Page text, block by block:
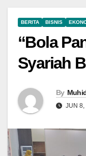
BERITA BISNIS
“Bola
Syariah
By
JUN 8,